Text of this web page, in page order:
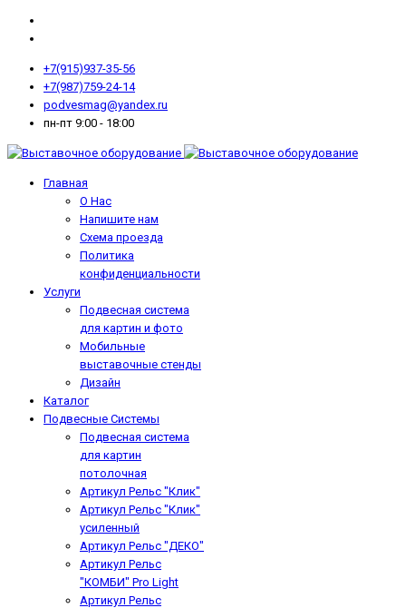
+7(915)937-35-56
+7(987)759-24-14
podvesmag@yandex.ru
пн-пт 9:00 - 18:00
Главная
О Нас
Напишите нам
Схема проезда
Политика
конфиденциальности
Услуги
Подвесная система
для картин и фото
Мобильные
выставочные стенды
Дизайн
Каталог
Подвесные Системы
Подвесная система
для картин
потолочная
Артикул Рельс "Клик"
Артикул Рельс "Клик"
усиленный
Артикул Рельс "ДЕКО"
Артикул Рельс
"КОМБИ" Pro Light
Артикул Рельс